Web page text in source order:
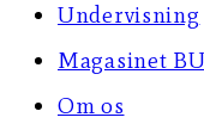
Undervisning
Magasinet
Om os